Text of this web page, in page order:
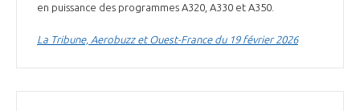
en puissance des programmes A320, A330 et A350.
La Tribune, Aerobuzz et Ouest-France du 19 février 2026